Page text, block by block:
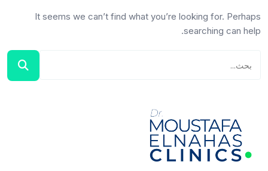
It seems we can’t find what you’re looking for. Perhaps
searching can help.